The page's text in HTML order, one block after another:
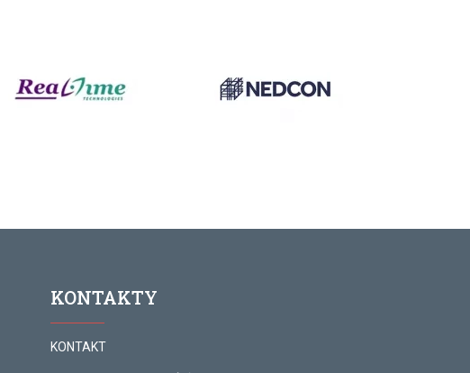
KONTAKTY
KONTAKT